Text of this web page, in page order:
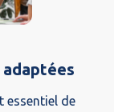
essentiel de